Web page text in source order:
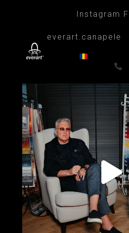
Instagram
everart.canapele